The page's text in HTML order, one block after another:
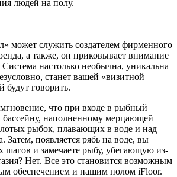
людей на полу.
может служить создателем фирменного
а также, он приковывает внимание
настолько необычна, уникальна
станет вашей «визитной
будут говорить.
мгновение, что при входе в рыбный
бассейну, наполненному мерцающей
рыбок, плавающих в воде и над
Затем, появляется рябь на воде, вы
шагов и замечаете рыбу, убегающую из-
Нет. Все это становится возможным
обеспечением и нашим полом iFloor.